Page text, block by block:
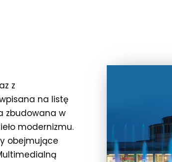
z
na listę
zbudowana w
modernizmu.
obejmujące